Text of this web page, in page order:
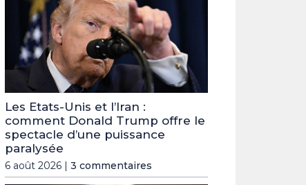
Les Etats-Unis et l’Iran :
comment Donald Trump offre le
spectacle d’une puissance
paralysée
6 août 2026 | 3 commentaires